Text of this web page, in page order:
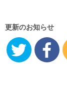
更新のお知らせ